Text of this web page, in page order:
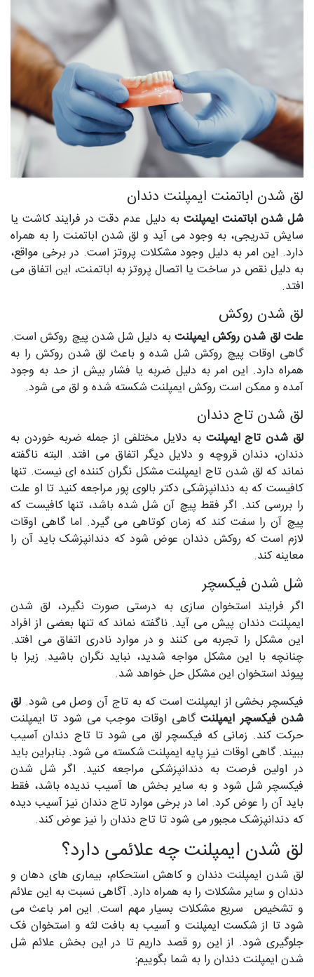
لق شدن اباتمنت ایمپلنت دندان
شل شدن اباتمنت ایمپلنتبه دلیل عدم دقت در فرایند کاشت یا
سایش تدریجی، به وجود می آید و لق شدن اباتمنت را به همراه
دارد. این امر به دلیل وجود مشکلات پروتز است. در برخی مواقع،
به دلیل نقص در ساخت یا اتصال پروتز به اباتمنت، این اتفاق می
افتد.
لق شدن روکش
علت لق شدن روکش ایمپلنتبه دلیل شل شدن پیچ روکش است.
گاهی اوقات پیچ روکش شل شده و باعث لق شدن روکش را به
همراه دارد. این امر به دلیل ضربه یا فشار بیش از حد به وجود
آمده و ممکن است روکش ایمپلنت شکسته شده و لق می شود.
لق شدن تاج دندان
لق شدن تاج ایمپلنتبه دلایل مختلفی از جمله ضربه خوردن به
دندان، دندان قروچه و دلایل دیگر اتفاق می افتد. البته ناگفته
نماند که لق شدن تاج ایمپلنت مشکل نگران کننده ای نیست. تنها
کافیست که به دندانپزشکی دکتر بالوی پور مراجعه کنید تا او علت
را بررسی کند. اگر فقط پیچ آن شل شده باشد، تنها کافیست که
پیچ آن را سفت کند که زمان کوتاهی می گیرد. اما گاهی اوقات
لازم است که روکش دندان عوض شود که دندانپزشک باید آن را
معاینه کند.
شل شدن فیکسچر
اگر فرایند استخوان سازی به درستی صورت نگیرد، لق شدن
ایمپلنت دندان پیش می آید. ناگفته نماند که تنها بعضی از افراد
این مشکل را تجربه می کنند و در موارد نادری اتفاق می افتد.
چنانچه با این مشکل مواجه شدید، نباید نگران باشید. زیرا با
پیوند استخوان این مشکل حل خواهد شد.
فیکسچر بخشی از ایمپلنت است که به تاج آن وصل می شود. لق
شدن فیکسچر ایمپلنتگاهی اوقات موجب می شود تا ایمپلنت
حرکت کند. زمانی که فیکسچر لق می شود تا تاج دندان آسیب
ببیند. گاهی اوقات نیز پایه ایمپلنت شکسته می شود. بنابراین باید
در اولین فرصت به دندانپزشکی مراجعه کنید. اگر شل شدن
فیکسچر شل شود و به سایر بخش ها آسیب ندیده باشد، فقط
باید آن را عوض کرد. اما در برخی موارد تاج دندان نیز آسیب دیده
که دندانپزشک مجبور می شود تا تاج دندان را نیز عوض کند.
لق شدن ایمپلنت چه علائمی دارد؟
لق شدن ایمپلنت دندان و کاهش استحکام، بیماری های دهان و
دندان و سایر مشکلات را به همراه دارد. آگاهی نسبت به این علائم
و تشخیص سریع مشکلات بسیار مهم است. این امر باعث می
شود تا از شکست ایمپلنت و آسیب به بافت لثه و استخوان فک
جلوگیری شود. از این رو قصد داریم تا در این بخش علائم شل
شدن ایمپلنت دندان را به شما بگوییم: